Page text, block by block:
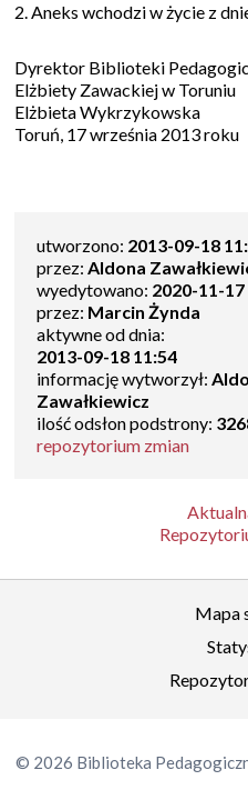
2. Aneks wchodzi w życie z
Dyrektor Biblioteki
Elżbiety Zawackiej w Toruniu
Elżbieta Wykrzykowska
Toruń, 17 września 2013 roku
utworzono: 2013-09-18
przez:Aldona
wyedytowano: 2020-11-17
przez: Marcin Żynda
aktywne od dnia:
2013-09-18 11:54
informację wytworzył:
Zawałkiewicz
ilość odsłon podstrony:
repozytorium zmian
Mapa
© 2026 Biblioteka